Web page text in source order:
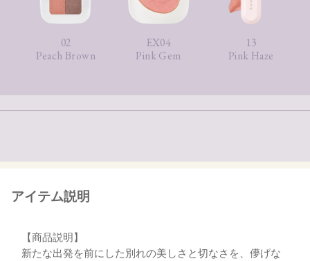
02
Peach Brown
EX04
Pink Gem
13
Pink Haze
アイテム説明
【商品説明】
新たな出発を前にした別れの美しさと切なさを、儚げな